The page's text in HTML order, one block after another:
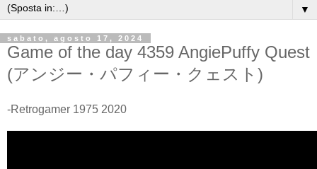
▼
sabato, agosto 17, 2024
Game of the day 4359 AngiePuffy Quest
(アンジー・パフィー・クェスト)
-Retrogamer 1975 2020